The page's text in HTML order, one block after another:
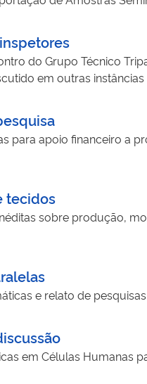
do Grupo Técnico
em outras instâncias
para apoio financeiro a
tecidos
sobre produção,
e relato de
em Células Humanas